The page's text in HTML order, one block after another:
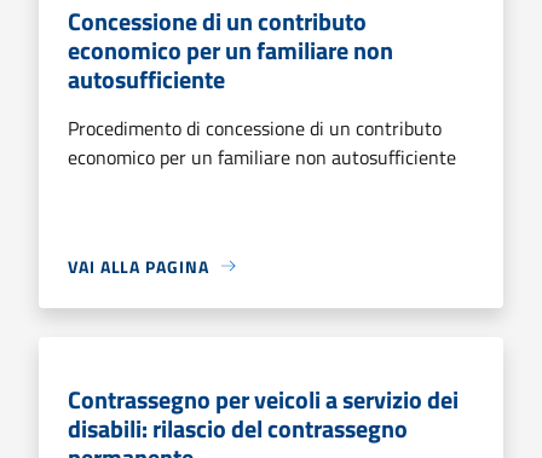
Concessione di un contributo
economico per un familiare non
autosufficiente
Procedimento di concessione di un contributo
economico per un familiare non autosufficiente
VAI ALLA PAGINA
Contrassegno per veicoli a servizio dei
disabili: rilascio del contrassegno